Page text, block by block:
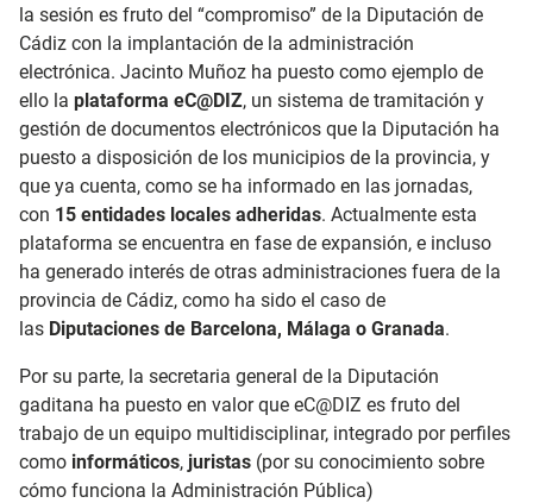
la sesión es fruto del “compromiso” de la Diputación de
Cádiz con la implantación de la administración
electrónica. Jacinto Muñoz ha puesto como ejemplo de
ello la plataforma eC@DIZ, un sistema de tramitación y
gestión de documentos electrónicos que la Diputación ha
puesto a disposición de los municipios de la provincia, y
que ya cuenta, como se ha informado en las jornadas,
con 15 entidades locales adheridas. Actualmente esta
plataforma se encuentra en fase de expansión, e incluso
ha generado interés de otras administraciones fuera de la
provincia de Cádiz, como ha sido el caso de
las Diputaciones de Barcelona, Málaga o Granada.
Por su parte, la secretaria general de la Diputación
gaditana ha puesto en valor que eC@DIZ es fruto del
trabajo de un equipo multidisciplinar, integrado por perfiles
como informáticos, juristas (por su conocimiento sobre
cómo funciona la Administración Pública)